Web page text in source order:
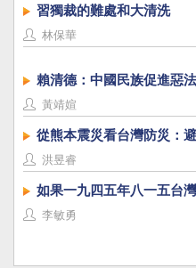
習獨裁的難處和大清洗
林保華
賴清德：中國民族促進惡
黃靖媗
從熊本震災看台灣防災：
洪昱睿
如果一九四五年八一五台
李敏勇